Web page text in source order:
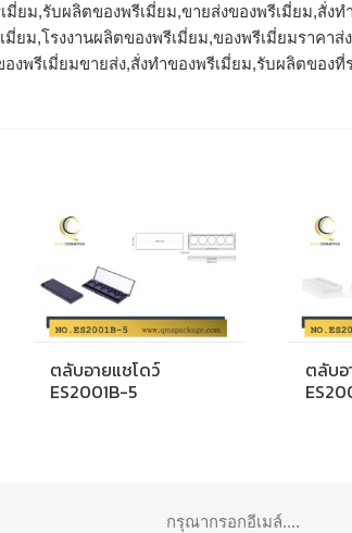
มี่ยม,รับผลิตของพรีเมี่ยม,ขายส่งของพรีเมี่ยม,สั่ง
ยม,โรงงานผลิตของพรีเมี่ยม,ของพรีเมี่ยมราคา
งพรีเมี่ยมขายส่ง,สั่งทําของพรีเมี่ยม,รับผลิตของ
ตลับอายแชโดว์
ES2001B-5
ตลับอ